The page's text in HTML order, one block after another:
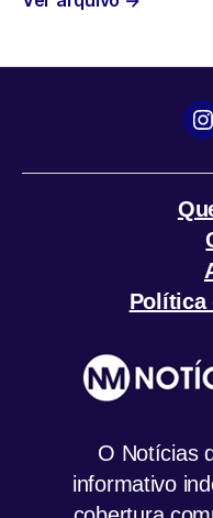
o
k p
Política
O Notícias
informativo